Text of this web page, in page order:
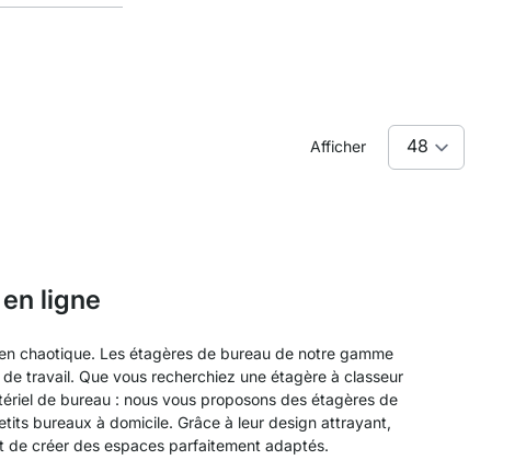
Afficher
ligne
chaotique. Les étagères de bureau de notre gamme
travail. Que vous recherchiez une étagère à classeur
de bureau : nous vous proposons des étagères de
bureaux à domicile. Grâce à leur design attrayant,
créer des espaces parfaitement adaptés.